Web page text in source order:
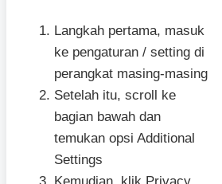
Langkah pertama, masuk
ke pengaturan / setting di
perangkat masing-masing
Setelah itu, scroll ke
bagian bawah dan
temukan opsi Additional
Settings
Kemudian, klik Privacy